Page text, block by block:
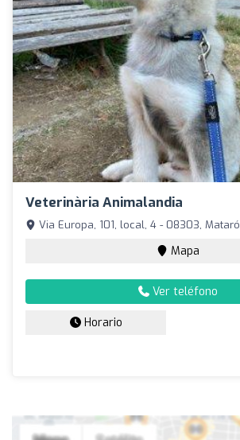
Veterinària Animalandia
Via Europa, 101, local, 4 - 08303, Mataró
Mapa
Ver teléfono
Horario